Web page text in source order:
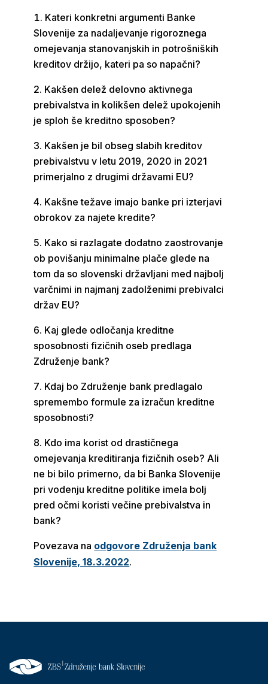
Kateri konkretni argumenti Banke
Slovenije za nadaljevanje rigoroznega
omejevanja stanovanjskih in potrošniških
kreditov držijo, kateri pa so napačni?
Kakšen delež delovno aktivnega
prebivalstva in kolikšen delež upokojenih
je sploh še kreditno sposoben?
Kakšen je bil obseg slabih kreditov
prebivalstvu v letu 2019, 2020 in 2021
primerjalno z drugimi državami EU?
Kakšne težave imajo banke pri izterjavi
obrokov za najete kredite?
Kako si razlagate dodatno zaostrovanje
ob povišanju minimalne plače glede na
tom da so slovenski državljani med najbolj
varčnimi in najmanj zadolženimi prebivalci
držav EU?
Kaj glede odločanja kreditne
sposobnosti fizičnih oseb predlaga
Združenje bank?
Kdaj bo Združenje bank predlagalo
spremembo formule za izračun kreditne
sposobnosti?
Kdo ima korist od drastičnega
omejevanja kreditiranja fizičnih oseb? Ali
ne bi bilo primerno, da bi Banka Slovenije
pri vodenju kreditne politike imela bolj
pred očmi koristi večine prebivalstva in
bank?
Povezava na odgovore Združenja bank
Slovenije, 18.3.2022.